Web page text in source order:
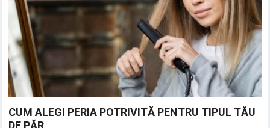
CUM ALEGI PERIA POTRIVITĂ PENTRU TIPUL TĂU
DE PĂR